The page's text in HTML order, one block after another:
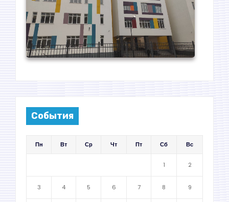
События
Пн Вт Ср Чт Пт Сб Вс
1 2
3 4 5 6 7 8 9